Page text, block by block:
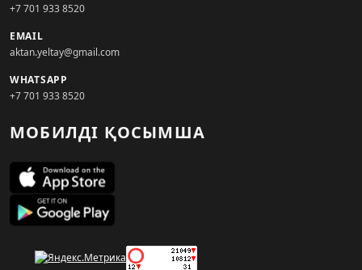
+7 701 933 8520
EMAIL
aktan.yeltay@gmail.com
WHATSAPP
+7 701 933 8520
МОБИЛДІ ҚОСЫМША